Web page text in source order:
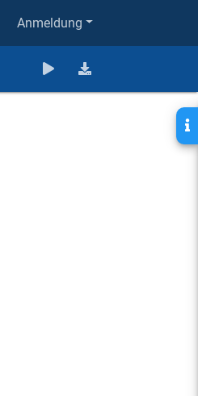
Anmeldung